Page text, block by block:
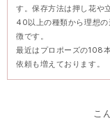
す。保存方法は押し花や
40以上の種類から理想
徴です。
最近はプロポーズの108
依頼も増えております。
こ